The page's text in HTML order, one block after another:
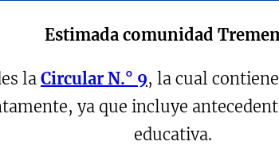
Nuestros valores
Centro de padres y
Centro de alumnos
Colegio Intercultural
Estimada comunidad
la Circular N.° 9, la cual
ya que incluye
educativa.